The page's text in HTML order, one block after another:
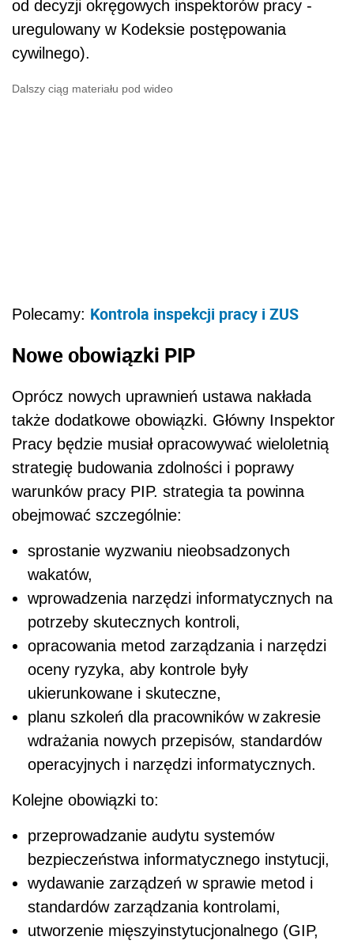
od decyzji okręgowych inspektorów pracy -
uregulowany w Kodeksie postępowania
cywilnego).
Dalszy ciąg materiału pod wideo
Polecamy: Kontrola inspekcji pracy i ZUS
Nowe obowiązki PIP
Oprócz nowych uprawnień ustawa nakłada
także dodatkowe obowiązki. Główny Inspektor
Pracy będzie musiał opracowywać wieloletnią
strategię budowania zdolności i poprawy
warunków pracy PIP. strategia ta powinna
obejmować szczególnie:
sprostanie wyzwaniu nieobsadzonych
wakatów,
wprowadzenia narzędzi informatycznych na
potrzeby skutecznych kontroli,
opracowania metod zarządzania i narzędzi
oceny ryzyka, aby kontrole były
ukierunkowane i skuteczne,
planu szkoleń dla pracowników w zakresie
wdrażania nowych przepisów, standardów
operacyjnych i narzędzi informatycznych.
Kolejne obowiązki to:
przeprowadzanie audytu systemów
bezpieczeństwa informatycznego instytucji,
wydawanie zarządzeń w sprawie metod i
standardów zarządzania kontrolami,
utworzenie mięszyinstytucjonalnego (GIP,